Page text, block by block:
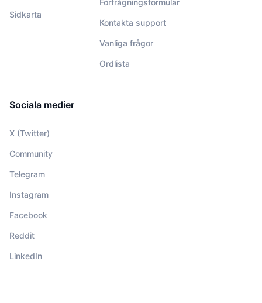
Sidkarta
Förfrågningsformulär
Kontakta support
Vanliga frågor
Ordlista
Sociala medier
X (Twitter)
Community
Telegram
Instagram
Facebook
Reddit
LinkedIn